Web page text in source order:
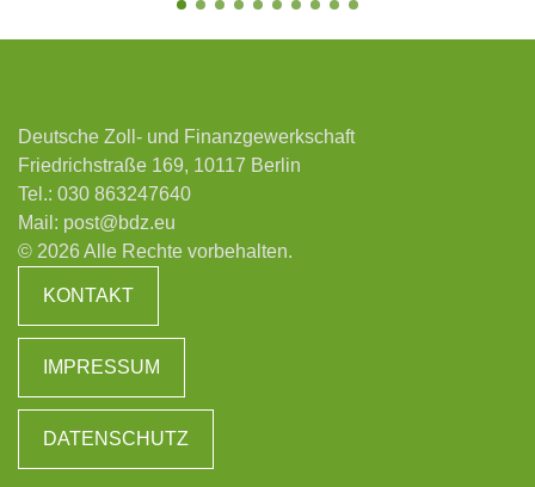
Deutsche Zoll- und Finanzgewerkschaft
Friedrichstraße 169, 10117 Berlin
Tel.: 030 863247640
Mail: post@bdz.eu
© 2026 Alle Rechte vorbehalten.
KONTAKT
IMPRESSUM
DATENSCHUTZ